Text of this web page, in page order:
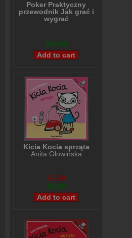
Poker Praktyczny
przewodnik Jak grać i
wygrać
$23,99
Kicia Kocia sprząta
Anita Głowińska
$7,99
$5,99